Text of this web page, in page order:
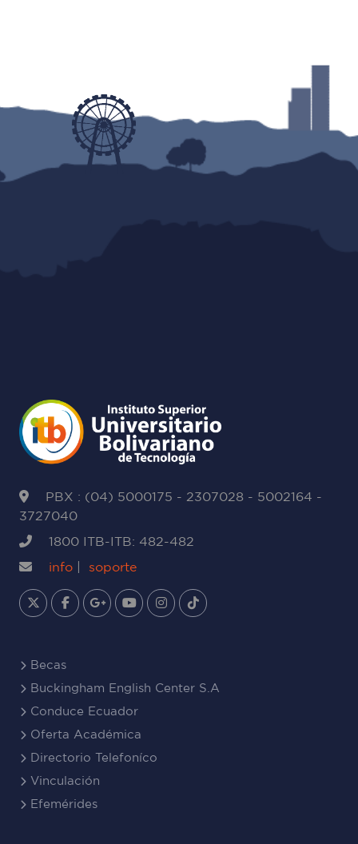
PBX : (04) 5000175 - 2307028 - 5002164 -
3727040
1800 ITB-ITB: 482-482
info
soporte
Becas
Buckingham English Center S.A
Conduce Ecuador
Oferta Académica
Directorio Telefoníco
Vinculación
Efemérides